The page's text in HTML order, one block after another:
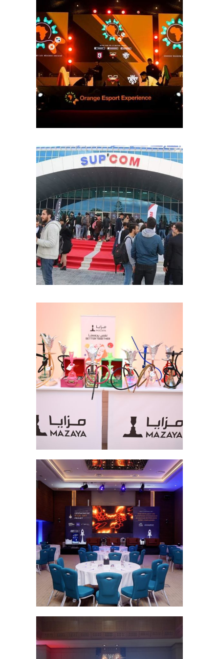
2EME ÉDITION DU TOURNOI
PANAFRICAIN
ORANGE ESPORT
EXPERIENCE TUNIS 2019
ESPORT EVENT
SUP’COM
Congrés
LA SOIRÉE DE LANCEMENT DE
MAZAYA EN TUNISIE
Soirée d'entreprise
CÉRÉMONIE DE LANCEMENT
D’UNE PLATEFORME
Congrés